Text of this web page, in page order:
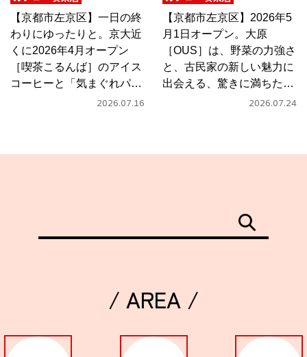
【京都市左京区】一日の終
わりにゆったりと。京大近
くに2026年4月オープン
［喫茶こるんば］のアイス
コーヒーと「気まぐれパス
2026.07.16
【京都市左京区】2026年5
月1日オープン。大原
［OUS］は、野菜の力強さ
と、古民家の新しい魅力に
出会える、驚きに満ちたカ
2026.07.24
/ AREA /